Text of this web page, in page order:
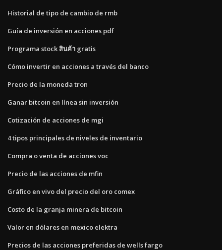
Historial de tipo de cambio de rmb
Guía de inversión en acciones pdf
Programa stock สินค้า gratis
Cómo invertir en acciones a través del banco
Precio de la moneda tron
Ganar bitcoin en línea sin inversión
Cotización de acciones de mgi
4 tipos principales de niveles de inventario
Compra o venta de acciones voc
Precio de las acciones de mfin
Gráfico en vivo del precio del oro comex
Costo de la granja minera de bitcoin
Valor en dólares en mexico elektra
Precios de las acciones preferidas de wells fargo